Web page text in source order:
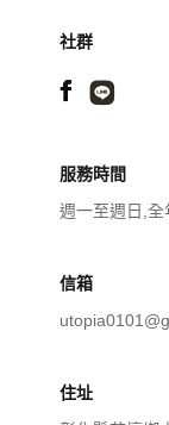
服務時間
週一至週日,全
信箱
住址
社群